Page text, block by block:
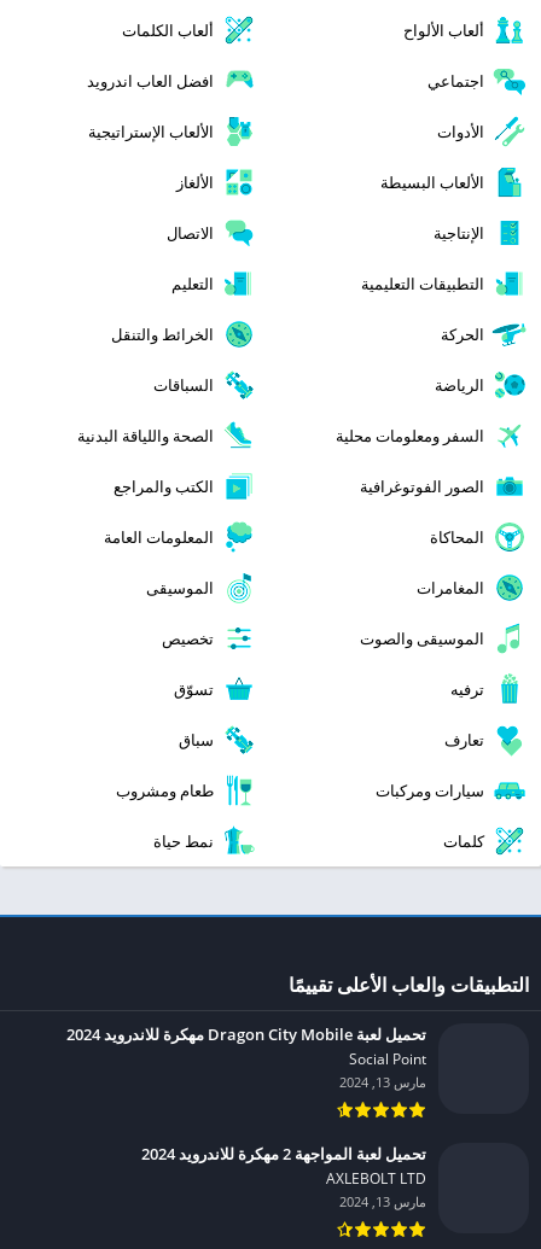
ألعاب الألواح ألعاب الكلمات
اجتماعي افضل العاب اندرويد
الأدوات الألعاب الإستراتيجية
الألعاب البسيطة الألغاز
الإنتاجية الاتصال
التطبيقات التعليمية التعليم
الحركة الخرائط والتنقل
الرياضة السباقات
السفر ومعلومات محلية الصحة واللياقة البدنية
الصور الفوتوغرافية الكتب والمراجع
المحاكاة المعلومات العامة
المغامرات الموسيقى
الموسيقى والصوت تخصيص
ترفيه تسوّق
تعارف سباق
سيارات ومركبات طعام ومشروب
كلمات نمط حياة
التطبيقات والعاب الأعلى تقييمًا
تحميل لعبة Dragon City Mobile مهكرة للاندرويد 2024
Social Point‏
مارس 13, 2024
تحميل لعبة المواجهة 2 مهكرة للاندرويد 2024
AXLEBOLT LTD‏
مارس 13, 2024